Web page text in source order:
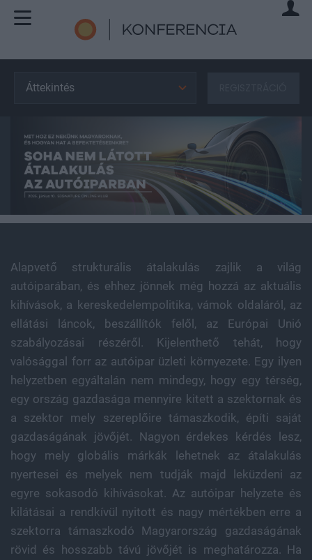
Áttekintés
Alapvető strukturális átalakulás zajlik a világ
autóiparában, és ehhez jönnek még hozzá az aktuális
kihívások, a kereskedelempolitika, vámok oldaláról, az
ellátási láncok, beszállítók felől, az Európai Unió
szabályozásai részéről. Kijelenthető tehát, hogy
valósággal forr az autóipar üzleti környezete. Egy ilyen
helyzetben egyáltalán nem mindegy, hogy egy térség,
egy ország gazdasága mennyire kitett a szektornak és
a szektor mely szereplőire támaszkodik, építi saját
gazdaságának jövőjét. Nagyon érdekes kérdés lesz,
hogy mely globális márkák lehetnek az átalakulás
nyertesei és melyek nem tudják majd leküzdeni az
egyre sokasodó kihívásokat. Az autóipar helyzete és
kilátásai a rendkívül nyitott és nagy mértékben erre a
szektorra támaszkodó Magyarország gazdaságának
rövid és hosszabb távú jövőjét is meghatározza. Ha